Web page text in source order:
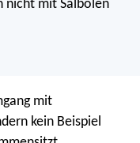
nicht mit Salbölen
mit
kein Beispiel